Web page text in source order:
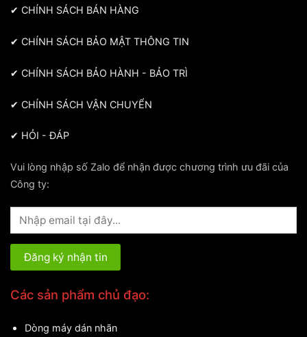
✔ CHÍNH SÁCH BÁN HÀNG
✔ CHÍNH SÁCH BẢO MẬT THÔNG TIN
✔ CHÍNH SÁCH BẢO HÀNH - BẢO TRÌ
✔ CHÍNH SÁCH VẬN CHUYỂN
✔ HỎI - ĐÁP
Vui lòng nhập số Zalo để nhận được chương trình ưu đãi của
Công ty:
Các sản phẩm chủ đạo:
Dòng máy dán nhãn